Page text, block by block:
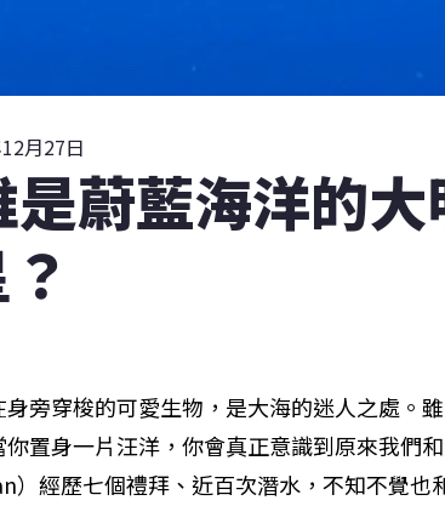
月27日
蔚藍海洋的大
旁穿梭的可愛生物，是大海的迷人之處。
置身一片汪洋，你會真正意識到原來我們
）經歷七個禮拜、近百次潛水，不知不覺也